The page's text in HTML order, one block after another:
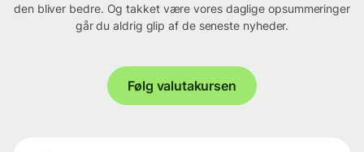
den bliver bedre. Og takket være vores daglige opsummeringer
går du aldrig glip af de seneste nyheder.
Følg valutakursen